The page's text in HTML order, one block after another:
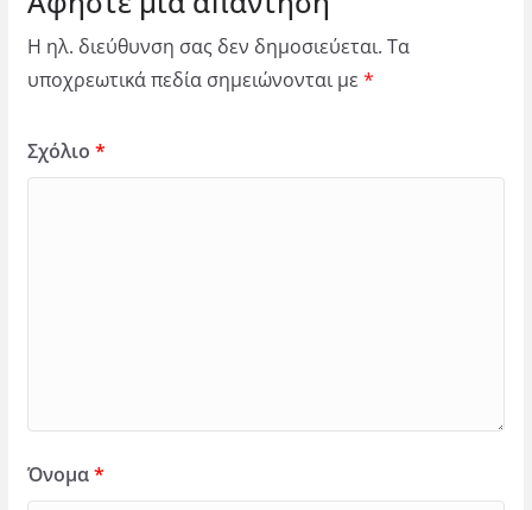
Η ηλ. διεύθυνση σας δεν δημοσιεύεται. Τα
υποχρεωτικά πεδία σημειώνονται με *
Σχόλιο *
Όνομα*